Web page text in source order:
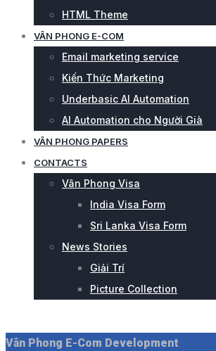
HTML Theme
VÂN PHONG E-COM
Email marketing service
Kiến Thức Marketing
Underbasic AI Automation
AI Automation cho Người Già
VÂN PHONG PAPERS
CONTACTS
Vân Phong Visa
India Visa Form
Sri Lanka Visa Form
News Stories
Giải Trí
Picture Collection
Vân Phong E-Com Development